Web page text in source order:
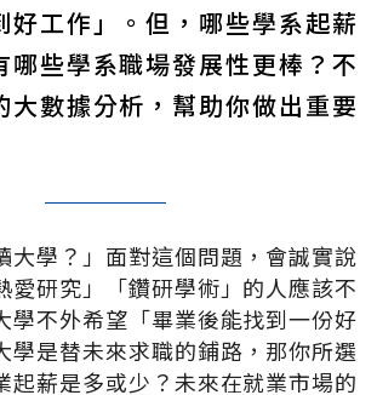
好工作」。但，哪些學系起薪
哪些學系職場發展性更棒？不
大數據分析，幫助你做出重要
大學？」面對這個問題，會誠實說
愛研究」「鑽研學術」的人應該不
學不外希望「畢業後能找到一份好
學是替未來求職的鋪路，那你所選
起薪是多或少？未來在就業市場的